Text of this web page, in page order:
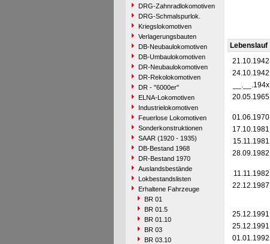
DRG-Zahnradlokomotiven
DRG-Schmalspurlok.
Kriegslokomotiven
Verlagerungsbauten
DB-Neubaulokomotiven
DB-Umbaulokomotiven
DR-Neubaulokomotiven
DR-Rekolokomotiven
DR - "6000er"
ELNA-Lokomotiven
Industrielokomotiven
Feuerlose Lokomotiven
Sonderkonstruktionen
SAAR (1920 - 1935)
DB-Bestand 1968
DR-Bestand 1970
Auslandsbestände
Lokbestandslisten
Erhaltene Fahrzeuge
BR 01
BR 01.5
BR 01.10
BR 03
BR 03.10
Lebenslauf
21.10.1942
24.10.1942
__.__.194x
20.05.1965
01.06.1970
17.10.1981
15.11.1981
28.09.1982
11.11.1982
22.12.1987
25.12.1991
25.12.1991
01.01.1992